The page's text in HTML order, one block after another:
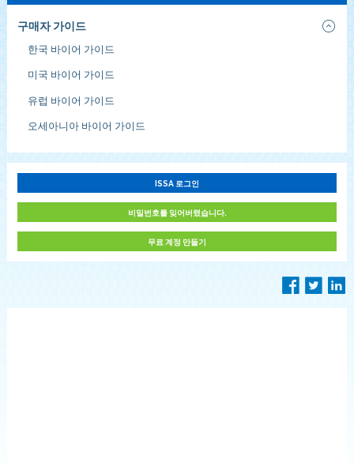
구매자 가이드
한국 바이어 가이드
미국 바이어 가이드
유럽 바이어 가이드
오세아니아 바이어 가이드
ISSA 로그인
비밀번호를 잊어버렸습니다.
무료 계정 만들기